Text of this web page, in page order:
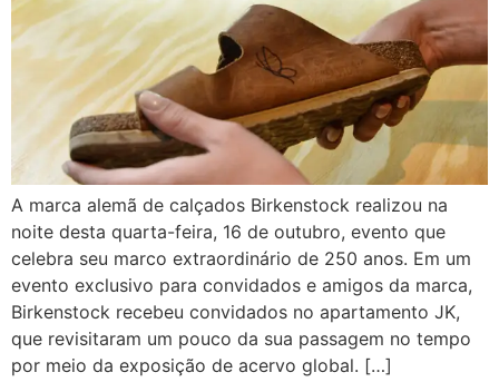
A marca alemã de calçados Birkenstock realizou na
noite desta quarta-feira, 16 de outubro, evento que
celebra seu marco extraordinário de 250 anos. Em um
evento exclusivo para convidados e amigos da marca,
Birkenstock recebeu convidados no apartamento JK,
que revisitaram um pouco da sua passagem no tempo
por meio da exposição de acervo global. […]